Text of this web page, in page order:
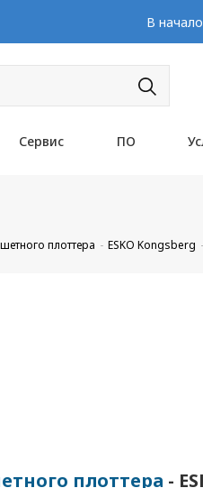
В начало
Сервис ПО
плоттера ESKO Kongsberg
плоттера -